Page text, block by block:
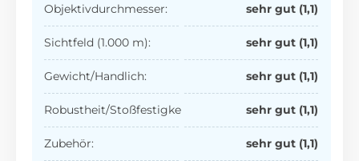
Objektivdurchmesser: sehr gut (1,1)
Sichtfeld (1.000 m): sehr gut (1,1)
Gewicht/Handlich: sehr gut (1,1)
Robustheit/Stoßfestigkeit: sehr gut (1,1)
Zubehör: sehr gut (1,1)